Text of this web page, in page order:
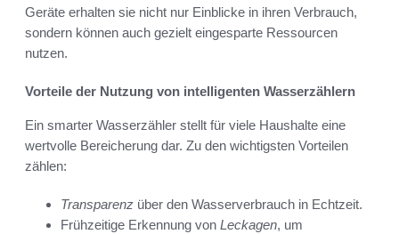
Geräte erhalten sie nicht nur Einblicke in ihren Verbrauch,
sondern können auch gezielt eingesparte Ressourcen
nutzen.
Vorteile der Nutzung von intelligenten Wasserzählern
Ein smarter Wasserzähler stellt für viele Haushalte eine
wertvolle Bereicherung dar. Zu den wichtigsten Vorteilen
zählen:
Transparenz über den Wasserverbrauch in Echtzeit.
Frühzeitige Erkennung von Leckagen, um